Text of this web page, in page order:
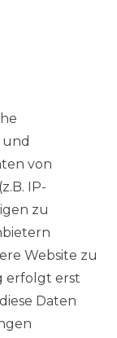
Pocket
und
von
IP-
zu
Website zu
erfolgt erst
Daten